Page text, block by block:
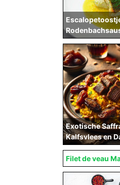
Exotische
Kalfsvlees en
Filet de veau